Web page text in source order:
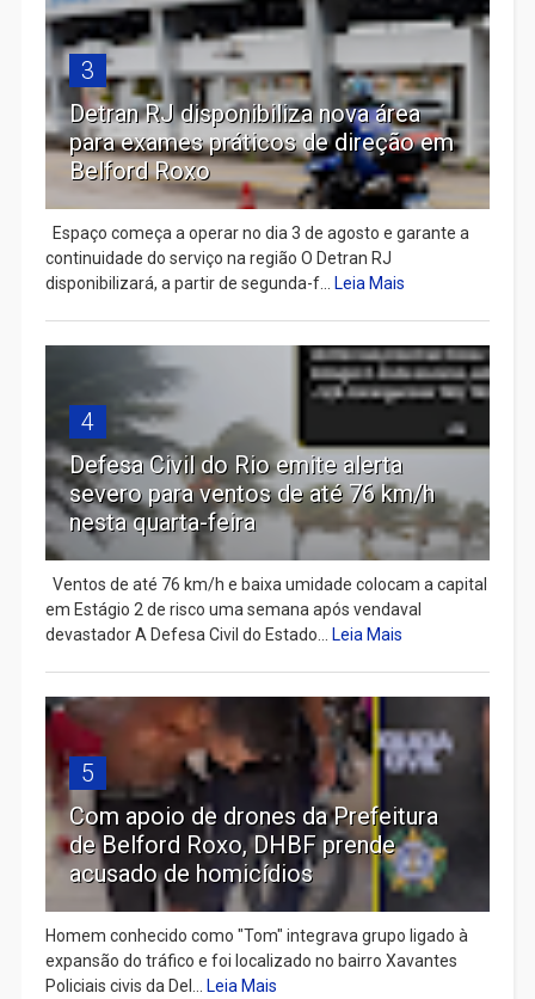
3
Detran RJ disponibiliza nova área
para exames práticos de direção em
Belford Roxo
Espaço começa a operar no dia 3 de agosto e garante a
continuidade do serviço na região O Detran RJ
disponibilizará, a partir de segunda-f... Leia Mais
4
Defesa Civil do Rio emite alerta
severo para ventos de até 76 km/h
nesta quarta-feira
Ventos de até 76 km/h e baixa umidade colocam a capital
em Estágio 2 de risco uma semana após vendaval
devastador A Defesa Civil do Estado... Leia Mais
5
Com apoio de drones da Prefeitura
de Belford Roxo, DHBF prende
acusado de homicídios
Homem conhecido como "Tom" integrava grupo ligado à
expansão do tráfico e foi localizado no bairro Xavantes
Policiais civis da Del... Leia Mais